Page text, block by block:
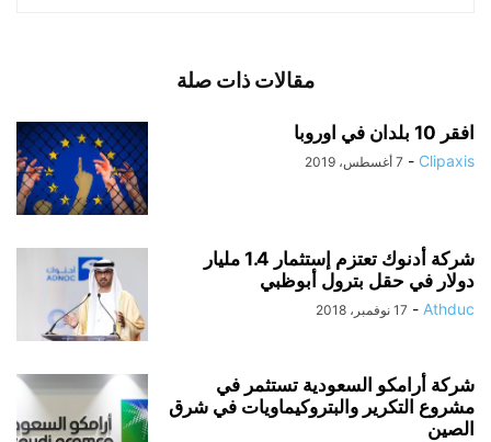
مقالات ذات صلة
افقر 10 بلدان في اوروبا
Clipaxis
- 7 أغسطس، 2019
شركة أدنوك تعتزم إستثمار 1.4 مليار
دولار في حقل بترول أبوظبي
Athduc
- 17 نوفمبر، 2018
شركة أرامكو السعودية تستثمر في
مشروع التكرير والبتروكيماويات في شرق
الصين